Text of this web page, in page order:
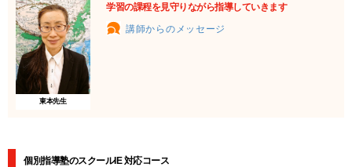
東本先生
学習の課程を見守りながら指導していきます
講師からのメッセージ
個別指導塾のスクールIE 対応コース